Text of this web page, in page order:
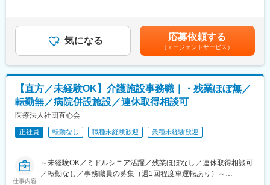
丁寧に教えていきます。医療の基礎知識や医療現場の方とのコミ
ュニケーションの取り方など未経験の方でも安心して成長できる
よう一つひとつフォローしていきます。
■組織構成
部署18名（20～40代）の方々が活躍しています！
■キャリアパス
主任→係長→課長→次長→エリア長→幹部候補
※年功序列ではありません。4年目の課長もいますので実績に応じ
■働き方について
トラブル等の緊急対応のため、夜間・休日の緊急対応当番を月に
■業務内容：
・検査物（検体）の集配
※営業ノルマはありません。成果だけでなく過程まで評価いたしま
す。
■入社後の流れ
〇原則まずはルート集配を担当
・基本的な業務の流れを身につけます。
・コースごとの検査物のお預かり
・取引先とのコミュニケーション＆関係構築
※集配スタッフとして多くのパート社員が勤務しており、教育やマ
ネジメントにも携わります。
気になる 応募依頼する
（エージェントサービス）
【直方／未経験OK】介護施設事務職｜・残業ほぼ無／
転勤無／病院併設施設／連休取得相談可
医療法人社団直心会
正社員 転勤なし 職種未経験歓迎 業種未経験歓迎
仕事内容
～未経験OK／ミドルシニア活躍／残業ほぼなし／連休取得相談可
／転勤なし／事務職員の募集（週1回程度車運転あり）～